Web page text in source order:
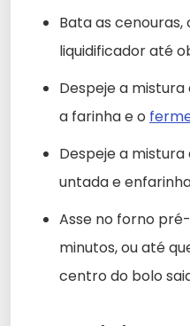
Bata as cenouras,
liquidificador até
Despeje a
a farinha e o
Despeje a
untada e
Asse no forno
minutos, ou até
centro do bolo